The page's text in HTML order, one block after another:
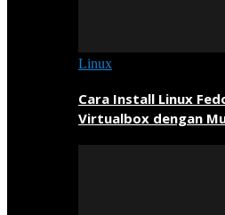
Linux
Cara Install Linux
Virtualbox dengan